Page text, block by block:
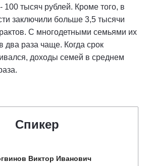
тысяч рублей. Кроме того, в
заключили больше 3,5 тысячи
С многодетными семьями их
два раза чаще. Когда срок
доходы семей в среднем
Спикер
Виктор Иванович